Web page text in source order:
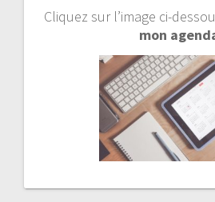
Cliquez sur l’image ci-
mon